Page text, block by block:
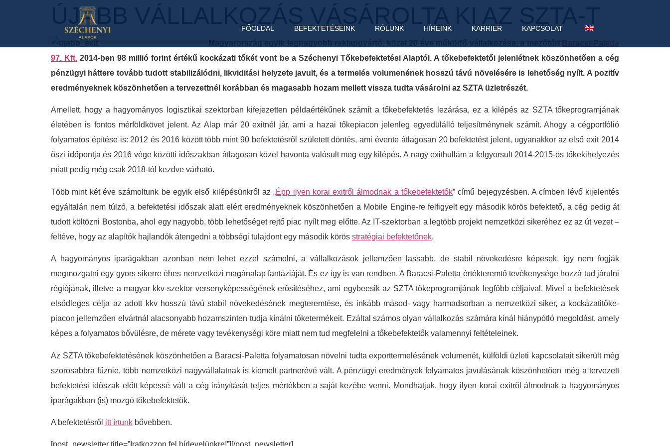
FŐOLDAL BEFEKTETÉSEINK RÓLUNK HÍREINK KARRIER KAPCSOLAT
ÚJABB VÁLLALKOZÁS VÁSÁROLTA KI AZ SZTA-T
Magyarország egyik legnagyobb raklapgyártó, közel 20 éve működő vállalkozása, a mezőtúriBaracsi-Paletta
97. Kft. 2014-ben 98 millió forint értékű kockázati tőkét vont be a Széchenyi Tőkebefektetési Alaptól. A tőkebefektetői jelenlétnek köszönhetően a cég
pénzügyi háttere tovább tudott stabilizálódni, likviditási helyzete javult, és a termelés volumenének hosszú távú növelésére is lehetőség nyílt. A pozitív
eredményeknek köszönhetően a tervezettnél korábban és magasabb hozam mellett vissza tudta vásárolni az SZTA üzletrészét.
Amellett, hogy a hagyományos logisztikai szektorban kifejezetten példaértékűnek számít a tőkebefektetés lezárása, ez a kilépés az SZTA tőkeprogramjának
életében is fontos mérföldkövet jelent. Az Alap már 20 exitnél jár, ami a hazai tőkepiacon jelenleg egyedülálló teljesítménynek számít. Ahogy a cégportfólió
folyamatos építése is: 2012 és 2016 között több mint 90 befektetésről született döntés, ami évente átlagosan 20 befektetést jelent, ugyanakkor az első exit 2014
őszi időpontja és 2016 vége közötti időszakban átlagosan közel havonta valósult meg egy kilépés. A nagy exithullám a felgyorsult 2014-2015-ös tőkekihelyezés
miatt pedig még csak 2018-tól kezdve várható.
Több mint két éve számoltunk be egyik első kilépésünkről az „Épp ilyen korai exitről álmodnak a tőkebefektetők” című bejegyzésben. A címben lévő kijelentés
egyáltalán nem túlzó, a befektetési időszak alatt elért eredményeknek köszönhetően a Mobile Engine-re felfigyelt egy második körös befektető, a cég pedig át
tudott költözni Bostonba, ahol egy nagyobb, több lehetőséget rejtő piac nyílt meg előtte. Az IT-szektorban a legtöbb projekt nemzetközi sikeréhez ez az út vezet –
feltéve, hogy az alapítók hajlandók átengedni a többségi tulajdont egy második körös stratégiai befektetőnek.
A hagyományos iparágakban azonban nem lehet ezzel számolni, a vállalkozások jellemzően lassabb, de stabil növekedésre képesek, így nem fogják
megmozgatni egy gyors sikerre éhes nemzetközi magánalap fantáziáját. És ez így is van rendben. A Baracsi-Paletta értékteremtő tevékenysége hozzá tud járulni
régiójának, illetve a magyar kkv-szektor versenyképességének erősítéséhez, ami egybeesik az SZTA tőkeprogramjának legfőbb céljaival. Mivel a befektetések
elsődleges célja az adott kkv hosszú távú stabil növekedésének megteremtése, és inkább másod- vagy harmadsorban a nemzetközi siker, a kockázatitőke-
piacon jellemzően elvártnál alacsonyabb hozamszinten tudja kínálni tőketermékeit. Ezáltal számos olyan vállalkozás számára kínál hiánypótló megoldást, amely
képes a folyamatos bővülésre, de mérete vagy tevékenységi köre miatt nem tud megfelelni a tőkebefektetők valamennyi feltételeinek.
Az SZTA tőkebefektetésének köszönhetően a Baracsi-Paletta folyamatosan növelni tudta exporttermelésének volumenét, külföldi üzleti kapcsolatait sikerült még
szorosabbra fűznie, több nemzetközi nagyvállalatnak is kiemelt partnerévé vált. A pénzügyi eredmények folyamatos javulásának köszönhetően még a tervezett
befektetési időszak előtt képessé vált a cég irányítását teljes mértékben a saját kezébe venni. Mondhatjuk, hogy ilyen korai exitről álmodnak a hagyományos
iparágakban (is) mozgó tőkebefektetők.
A befektetésről itt írtunk bővebben.